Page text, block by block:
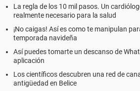
La regla de los 10 mil pasos. Un
realmente necesario para la salud
¡No caigas! Así es como te manipulan
temporada navideña
Así puedes tomarte un descanso de
aplicación
Los científicos descubren una red de
antigüedad en Belice